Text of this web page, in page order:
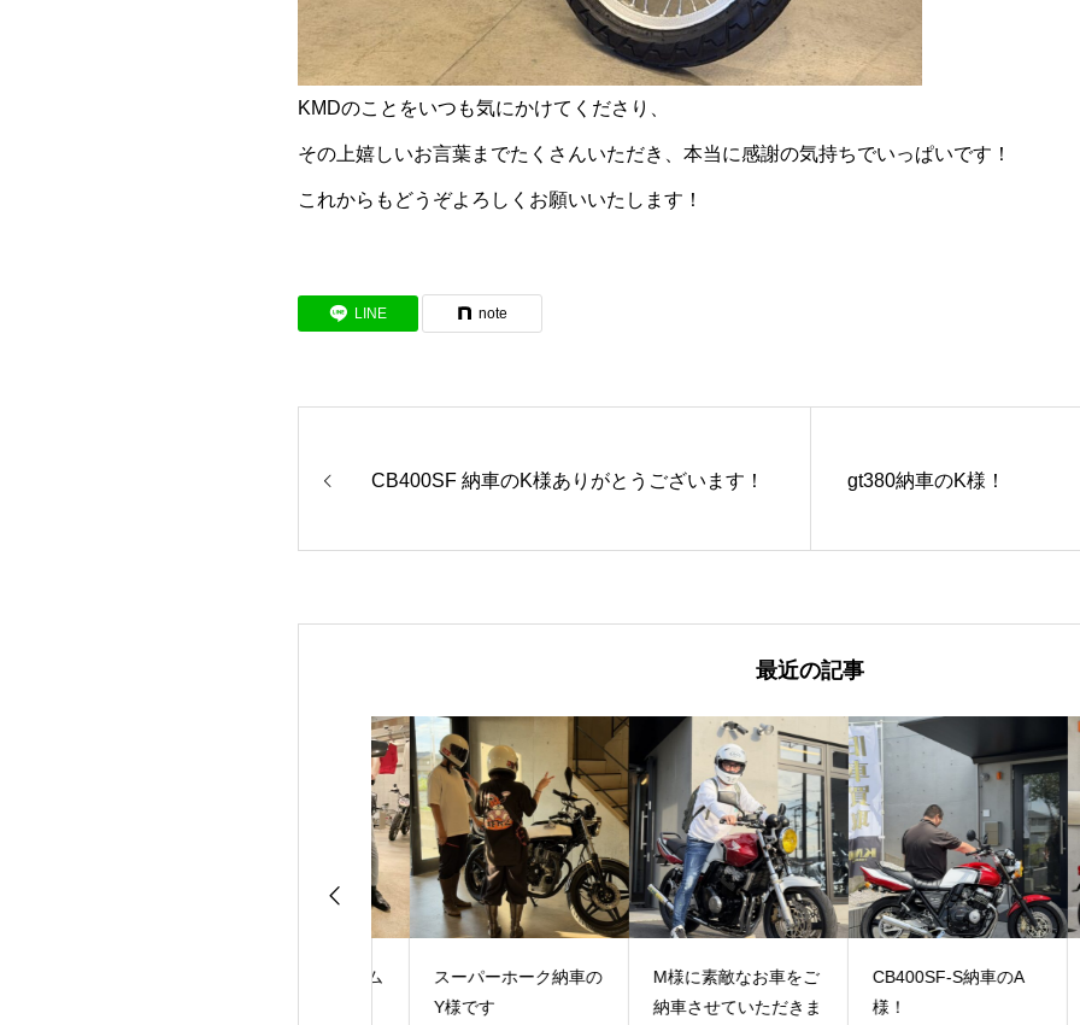
KMDのことをいつも気にかけてくださり、
その上嬉しいお言葉までたくさんいただき、本当に感謝の気持ちでいっぱいです！
これからもどうぞよろしくお願いいたします！
LINE note
CB400SF 納車のK様ありがとうございます！ gt380納車のK様！
最近の記事
スーパーホーク納車の
Y様です
M様に素敵なお車をご
納車させていただきま
CB400SF-S納車のA